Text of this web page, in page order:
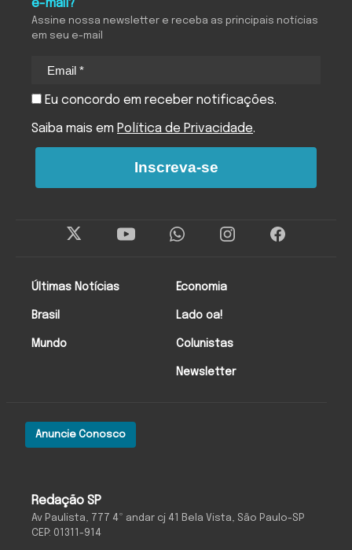
Redação SP
Av Paulista, 777 4º andar cj 41 Bela Vista, São Paulo-SP
CEP: 01311-914
Anuncie Conosco
Últimas Notícias
Brasil
Mundo
Economia
Lado oa!
Colunistas
Newsletter
e-mail?
Assine nossa newsletter e receba as principais notícias
em seu e-mail
Eu concordo em receber notificações.
Saiba mais em Política de Privacidade.
Inscreva-se